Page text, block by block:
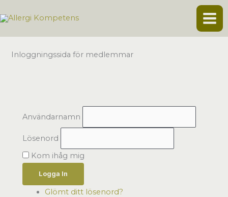
till
Inloggningssida för medlemmar
Användarnamn
Lösenord
Kom ihåg mig
Logga In
Glömt ditt lösenord?